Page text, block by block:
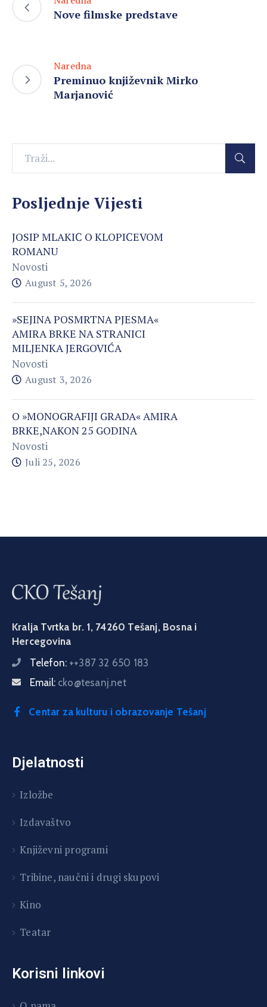
Nove filmske predstave
Naredna
Preminuo književnik Mirko
Marjanović
Posljednje Vijesti
JOSIP MLAKIĆ O KLOPIĆEVOM
ROMANU
Novosti
August 5, 2026
»SEJINA POSMRTNA PJESMA«
AMIRA BRKE NA STRANICI
MILJENKA JERGOVIĆA
Novosti
August 3, 2026
O »MONOGRAFIJI GRADA« AMIRA
BRKE,NAKON 25 GODINA
Novosti
Juli 25, 2026
Kralja Tvrtka br. 1, 74260 Tešanj, Bosna i
Hercegovina
Telefon: ++387 32 650 183
Email: cko@tesanj.net
Centar za kulturu i obrazovanje Tešanj
Djelatnosti
Izložbe
Izdavaštvo
Književni programi
Tribine, naučni i drugi skupovi
Kino
Teatar
Korisni linkovi